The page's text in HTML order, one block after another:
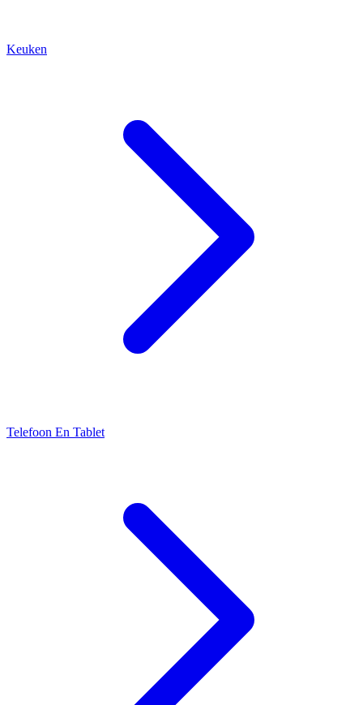
Keuken
Telefoon En Tablet